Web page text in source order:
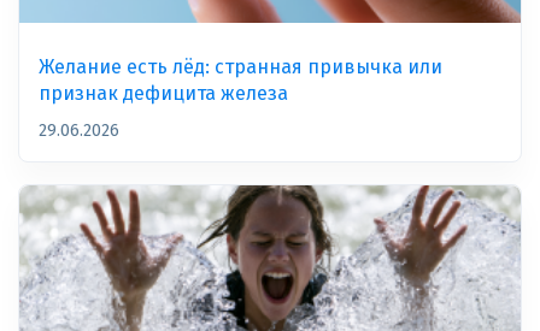
Желание есть лёд: странная привычка или
признак дефицита железа
29.06.2026